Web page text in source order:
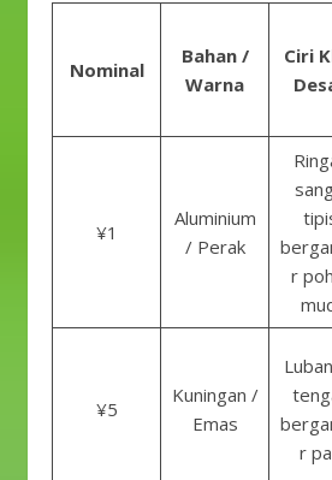
Nominal
Bahan /
Warna
Ciri
¥1
Aluminium
/ Perak
r
¥5
Kuningan /
Emas
r